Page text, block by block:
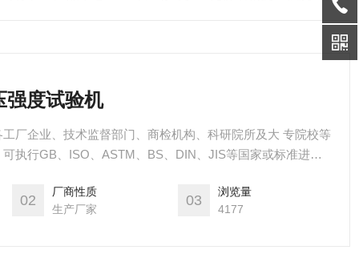
强度试验机
厂企业、技术监督部门、商检机构、科研院所及大 专院校等
执行GB、ISO、ASTM、BS、DIN、JIS等国家或标准进行
02
厂商性质
生产厂家
03
浏览量
4177